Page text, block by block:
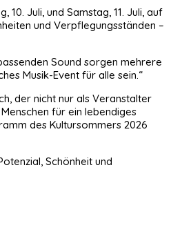
Juli, und Samstag, 11. Juli, auf
und Verpflegungsständen –
Sound sorgen mehrere
Musik-Event für alle sein.“
der nicht nur als Veranstalter
für ein lebendiges
des Kultursommers 2026
Schönheit und